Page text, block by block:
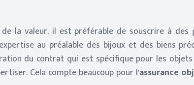
la valeur, il est préférable de souscrire à
au préalable des bijoux et des biens
du contrat qui est spécifique pour les
Cela compte beaucoup pour l’assurance